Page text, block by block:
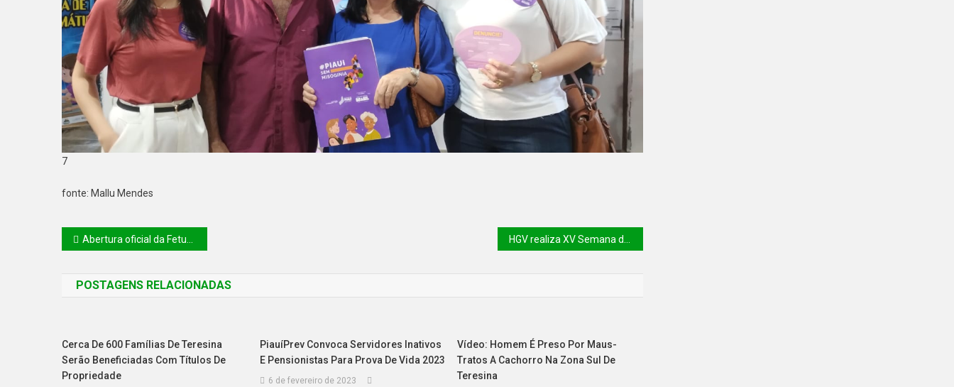
7
fonte: Mallu Mendes
Abertura oficial da Fetur 2025 marca um novo momento para o turismo do Piauí HGV realiza XV Semana de Enfermagem com foco nos desafios globais de saúde
POSTAGENS RELACIONADAS
Cerca De 600 Famílias De Teresina
Serão Beneficiadas Com Títulos De
Propriedade
PiauíPrev Convoca Servidores Inativos
E Pensionistas Para Prova De Vida 2023
6 de fevereiro de 2023
Vídeo: Homem É Preso Por Maus-
Tratos A Cachorro Na Zona Sul De
Teresina